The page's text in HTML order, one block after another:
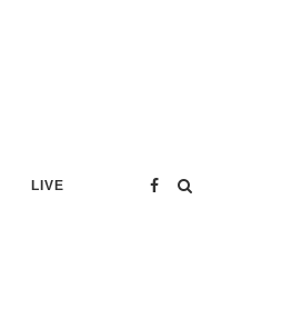
LIVE